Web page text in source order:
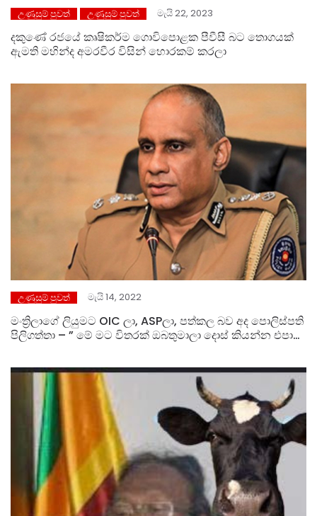
උණුසුම් පුවත් උණුසුම් පුවත් මැයි 22, 2023
දකුණේ ⁣රජයේ කෘෂිකර්ම ගොවිපොළක පීවීසී බට තොගයක්
ඇමති මහින්ද අමරවීර විසින් හොරකම් කරලා
උණුසුම් පුවත් මැයි 14, 2022
මංත්‍රිලාගේ ලියුමට OIC ලා, ASPලා, පත්කල බව අද පොලිස්පති
පිලිගත්තා – ” මේ මට විතරක් ඔබතුමාලා දොස් කියන්න එපා
– පොලිස්පති වික්‍රමරත්න කියයි